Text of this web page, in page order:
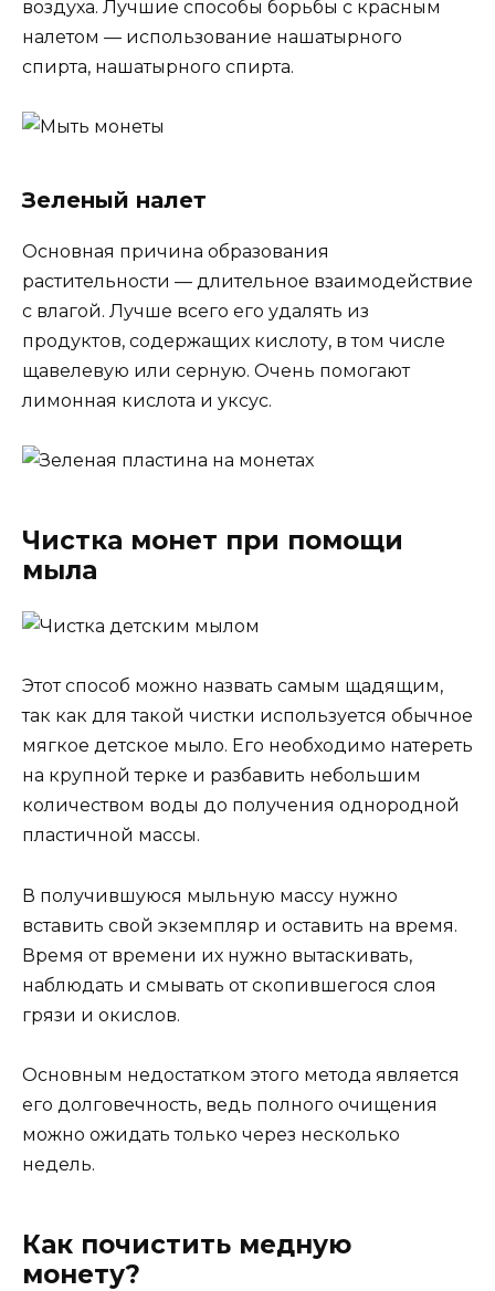
воздуха. Лучшие способы борьбы с красным
налетом — использование нашатырного
спирта, нашатырного спирта.
Зеленый налет
Основная причина образования
растительности — длительное взаимодействие
с влагой. Лучше всего его удалять из
продуктов, содержащих кислоту, в том числе
щавелевую или серную. Очень помогают
лимонная кислота и уксус.
Чистка монет при помощи
мыла
Этот способ можно назвать самым щадящим,
так как для такой чистки используется обычное
мягкое детское мыло. Его необходимо натереть
на крупной терке и разбавить небольшим
количеством воды до получения однородной
пластичной массы.
В получившуюся мыльную массу нужно
вставить свой экземпляр и оставить на время.
Время от времени их нужно вытаскивать,
наблюдать и смывать от скопившегося слоя
грязи и окислов.
Основным недостатком этого метода является
его долговечность, ведь полного очищения
можно ожидать только через несколько
недель.
Как почистить медную
монету?